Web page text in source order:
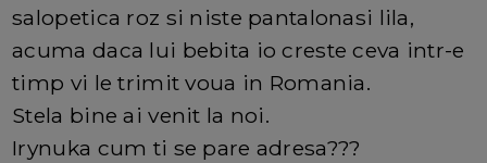
salopetica roz si niste pantalonasi lila,
acuma daca lui bebita io creste ceva intr-e
timp vi le trimit voua in Romania.
Stela bine ai venit la noi.
Irynuka cum ti se pare adresa???